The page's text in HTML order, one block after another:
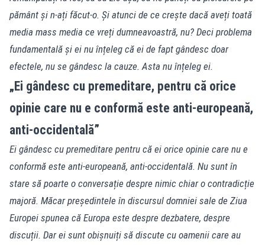
pământ și n-ați făcut-o. Și atunci de ce crește dacă aveți toată
media mass media ce vreți dumneavoastră, nu? Deci problema
fundamentală și ei nu înțeleg că ei de fapt gândesc doar
efectele, nu se gândesc la cauze. Asta nu înțeleg ei.
„Ei gândesc cu premeditare, pentru că orice
opinie care nu e conformă este anti-europeană,
anti-occidentală”
Ei gândesc cu premeditare pentru că ei orice opinie care nu e
conformă este anti-europeană, anti-occidentală. Nu sunt în
stare să poarte o conversație despre nimic chiar o contradicție
majoră. Măcar președintele în discursul domniei sale de Ziua
Europei spunea că Europa este despre dezbatere, despre
discuții. Dar ei sunt obișnuiți să discute cu oamenii care au